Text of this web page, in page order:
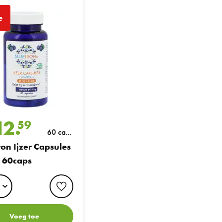
59
60 caps
ules
Ijzer Capsules
+ vit C 60caps
favorite button
Voeg toe